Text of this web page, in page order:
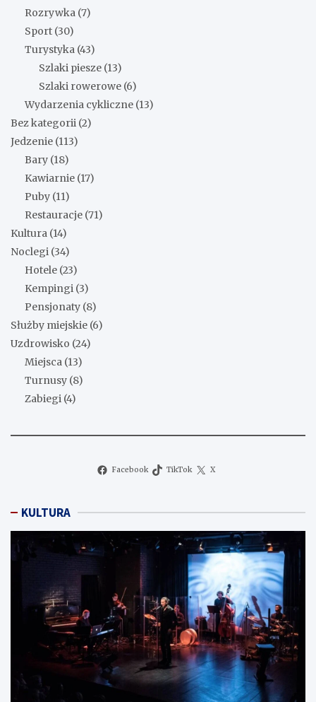
Rozrywka (7)
Sport (30)
Turystyka (43)
Szlaki piesze (13)
Szlaki rowerowe (6)
Wydarzenia cykliczne (13)
Bez kategorii (2)
Jedzenie (113)
Bary (18)
Kawiarnie (17)
Puby (11)
Restauracje (71)
Kultura (14)
Noclegi (34)
Hotele (23)
Kempingi (3)
Pensjonaty (8)
Służby miejskie (6)
Uzdrowisko (24)
Miejsca (13)
Turnusy (8)
Zabiegi (4)
Facebook TikTok X
KULTURA